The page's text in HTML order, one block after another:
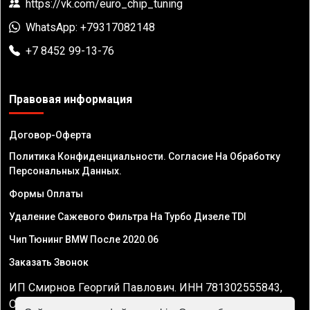
https://vk.com/euro_chip_tuning
WhatsApp: +79317082148
+7 8452 99-13-76
Правовая информация
Договор-Оферта
Политика Конфиденциальности. Согласие На Обработку
Персональных Данных.
Формы Оплаты
Удаление Сажевого Фильтра На Турбо Дизеле TDI
Чип Тюнинг BMW После 2020.06
Заказать Звонок
ИП Смирнов Георгий Павлович. ИНН 781302555843,
ОГРНИП 324470400032610